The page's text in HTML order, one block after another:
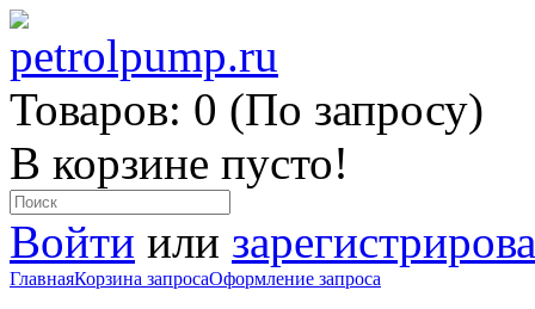
Товаров: 0 (По запросу)
В корзине пусто!
Войти или
ГлавнаяКорзина запросаОформление запроса